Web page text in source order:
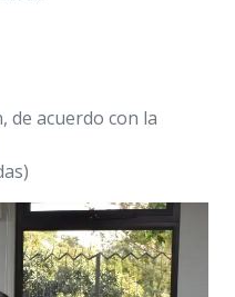
de acuerdo con la